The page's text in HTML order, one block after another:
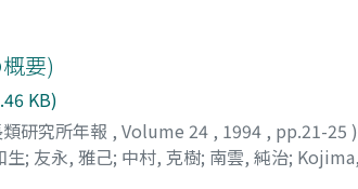
要)
KB)
研究所年報 , Volume 24 , 1994 , pp.21-25 )
生; 友永, 雅己; 中村, 克樹; 南雲, 純治;